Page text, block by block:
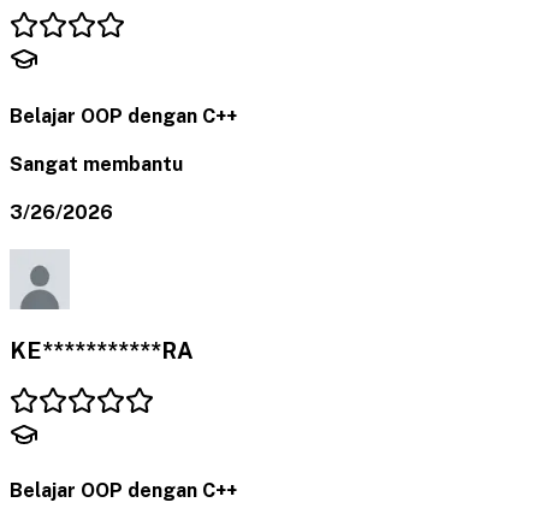
Belajar OOP dengan C++
Sangat membantu
3/26/2026
KE***********RA
Belajar OOP dengan C++